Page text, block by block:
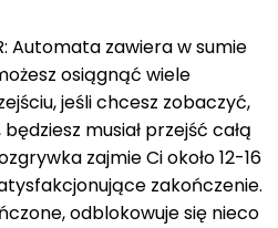
Automata zawiera w sumie
osiągnąć wiele
jeśli chcesz zobaczyć,
musiał przejść całą
zajmie Ci około 12-16
zakończenie.
odblokowuje się nieco